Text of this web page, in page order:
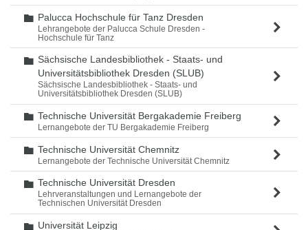
Ordner
Palucca Hochschule für Tanz Dresden
Lehrangebote der Palucca Schule Dresden -
Hochschule für Tanz
Ordner
Sächsische Landesbibliothek - Staats- und
Universitätsbibliothek Dresden (SLUB)
Sächsische Landesbibliothek - Staats- und
Universitätsbibliothek Dresden (SLUB)
Ordner
Technische Universität Bergakademie Freiberg
Lernangebote der TU Bergakademie Freiberg
Ordner
Technische Universität Chemnitz
Lernangebote der Technische Universität Chemnitz
Ordner
Technische Universität Dresden
Lehrveranstaltungen und Lernangebote der
Technischen Universität Dresden
Ordner
Universität Leipzig